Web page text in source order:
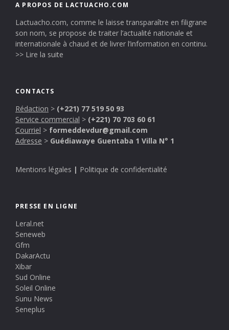
A PROPOS DE LACTUACHO.COM
Lactuacho.com, comme le laisse transparaître en filigrane
son nom, se propose de traiter l’actualité nationale et
internationale à chaud et de livrer l’information en continu.
>> Lire la suite
CONTACTS
Rédaction > (+221) 77 519 50 93
Service commercial > (+221) 70 703 60 61
Courriel > formeddevdur@gmail.com
Adresse > Guédiawaye Guentaba 1 Villa N° 1
Mentions légales | Politique de confidentialité
PRESSE EN LIGNE
Leral.net
Seneweb
Gfm
DakarActu
Xibar
Sud Online
Soleil Online
Sunu News
Seneplus